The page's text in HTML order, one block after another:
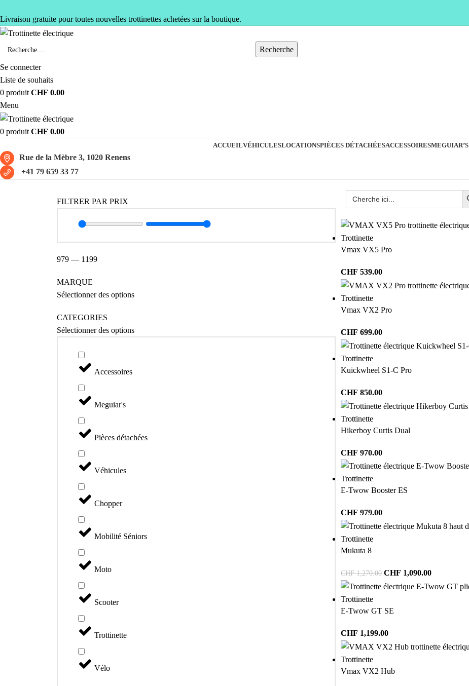
Livraison gratuite pour toutes nouvelles trottinettes achetées sur la boutique.
Recherche
Se connecter
Liste de souhaits
0 produit CHF 0.00
Menu
0 produit CHF 0.00
ACCUEILVÉHICULESLOCATIONSPIÈCES DÉTACHÉESACCESSOIRESMEGUIAR’S
Rue de la Mèbre 3, 1020 Renens
+41 79 659 33 77
FILTRER PAR PRIX
979 — 1199
MARQUE
Sélectionner des options
CATEGORIES
Sélectionner des options
Accessoires
Meguiar's
Pièces détachées
Véhicules
Chopper
Mobilité Séniors
Moto
Scooter
Trottinette
Vélo
Trottinette
Vmax VX5 Pro
CHF 539.00
Trottinette
Vmax VX2 Pro
CHF 699.00
Trottinette
Kuickwheel S1-C Pro
CHF 850.00
Trottinette
Hikerboy Curtis Dual
CHF 970.00
Trottinette
E-Twow Booster ES
CHF 979.00
Trottinette
Mukuta 8
CHF1,270.00 CHF 1,090.00
Trottinette
E-Twow GT SE
CHF 1,199.00
Trottinette
Vmax VX2 Hub